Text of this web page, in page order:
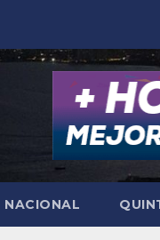
NACIONAL